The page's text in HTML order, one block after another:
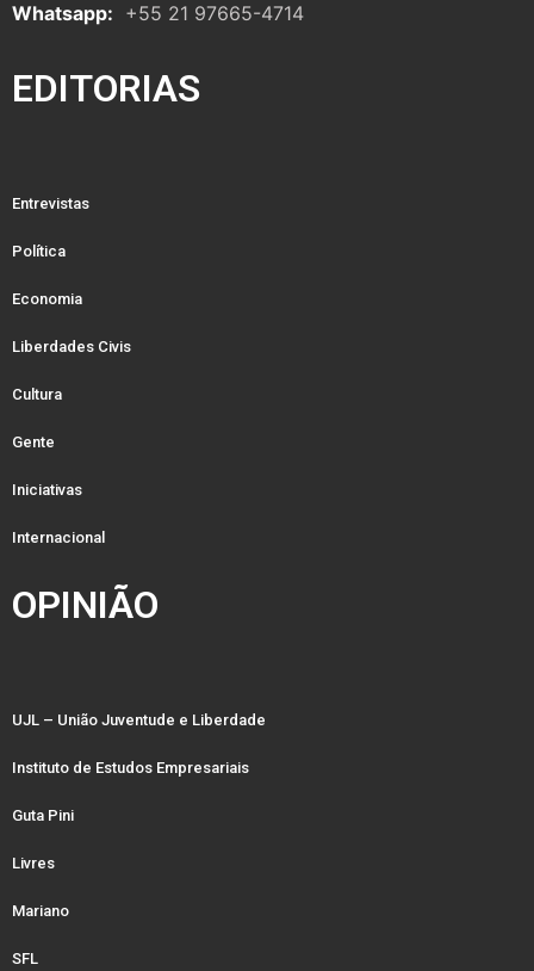
Whatsapp: +55 21 97665-4714
EDITORIAS
Entrevistas
Política
Economia
Liberdades Civis
Cultura
Gente
Iniciativas
Internacional
OPINIÃO
UJL – União Juventude e Liberdade
Instituto de Estudos Empresariais
Guta Pini
Livres
Mariano
SFL